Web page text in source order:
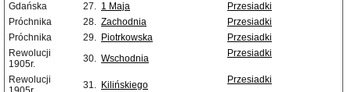
Gdańska
27. 1 Maja
Przesiadki
Próchnika
28. Zachodnia
Przesiadki
Próchnika
29. Piotrkowska
Przesiadki
Rewolucji
1905r.
30. Wschodnia Przesiadki
Rewolucji
31. Kilińskiego Przesiadki